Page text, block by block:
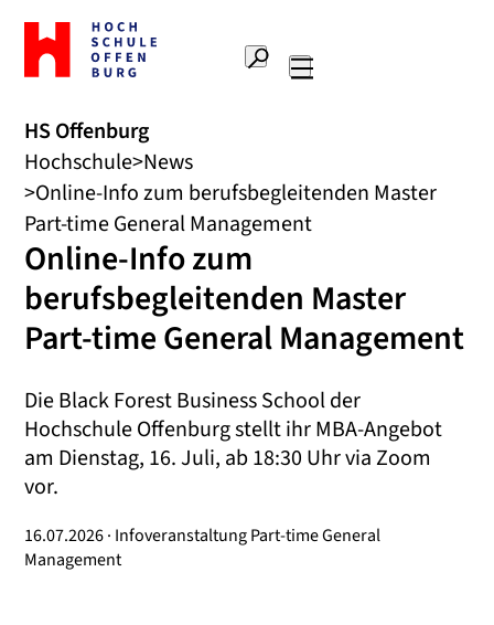
Zur
Startseite
Hochschule
Suche
HS Offenburg
Hochschule News
Online-Info zum berufsbegleitenden Master
Part-time General Management
Online-Info zum
berufsbegleitenden Master
Part-time General Management
Die Black Forest Business School der
Hochschule Offenburg stellt ihr MBA-Angebot
am Dienstag, 16. Juli, ab 18:30 Uhr via Zoom
vor.
16.07.2026 · Infoveranstaltung Part-time General
Management